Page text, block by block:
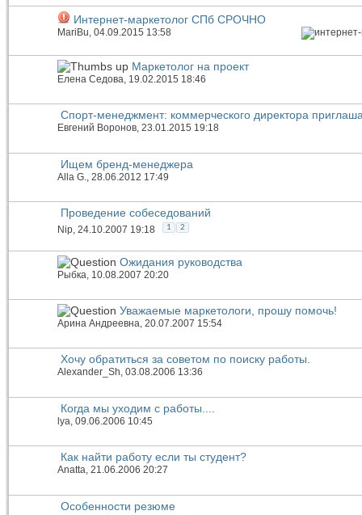
Интернет-маркетолог СПб СРОЧНО
MariBu, 04.09.2015 13:58
Маркетолог на проект
Елена Седова , 19.02.2015 18:46
Спорт-менеджмент: коммерческого директора
Евгений Воронов, 23.01.2015 19:18
Ищем бренд-менеджера
Alla G. , 28.06.2012 17:49
Проведение собеседований
Nip, 24.10.2007 19:18 1 2
Ожидания руководства
Рыбка , 10.08.2007 20:20
Уважаемые маркетологи, прошу помочь!
Арина Андреевна, 20.07.2007 15:54
Хочу обратиться за советом по поиску работы.
Alexander_Sh, 03.08.2006 13:36
Когда мы уходим с работы....
lya, 09.06.2006 10:45
Как найти работу если ты студент?
Anatta, 21.06.2006 20:27
Особенности резюме